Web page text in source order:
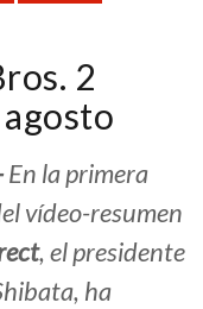
2
En la primera
vídeo-resumen
, el presidente
ha